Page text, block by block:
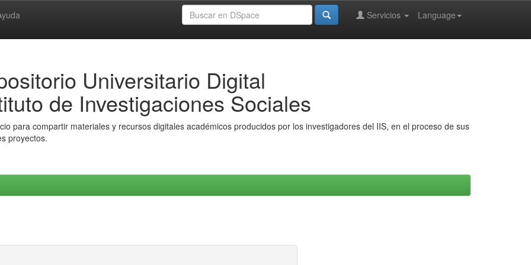
Language
Servicios
Universitario Digital
de Investigaciones Sociales
para compartir materiales y recursos digitales académicos producidos por los investigadores del IIS, en el proceso de sus
proyectos.